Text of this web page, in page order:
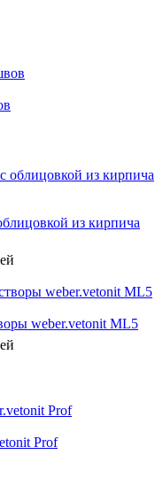
из кирпича
weber.vetonit ML5
Prof